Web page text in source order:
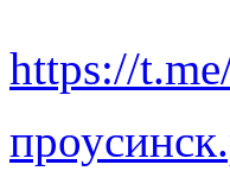
https://